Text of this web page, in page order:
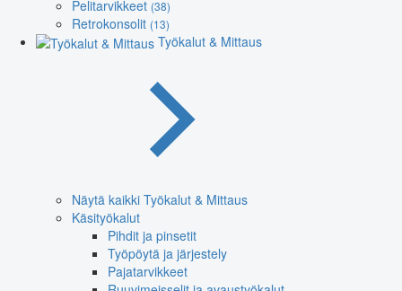
Pelitarvikkeet (38)
Retrokonsolit (13)
Työkalut & Mittaus
Näytä kaikki Työkalut & Mittaus
Käsityökalut
Pihdit ja pinsetit
Työpöytä ja järjestely
Pajatarvikkeet